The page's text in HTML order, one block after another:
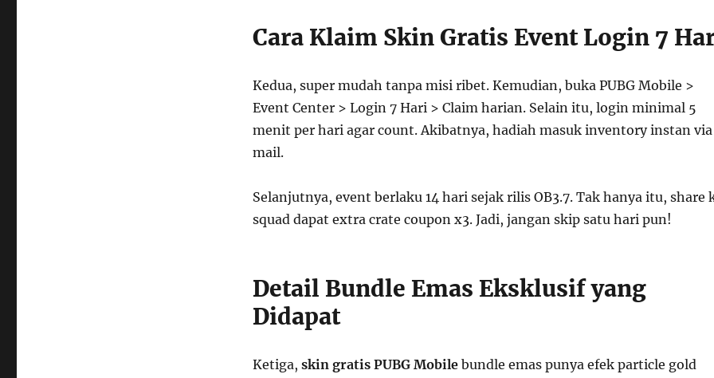
Cara Klaim Skin Gratis Event Login 7
Kedua, super mudah tanpa misi ribet. Kemudian, buka PUBG Mobile >
Event Center > Login 7 Hari > Claim harian. Selain itu, login minimal 5
menit per hari agar count. Akibatnya, hadiah masuk inventory instan via
mail.
Selanjutnya, event berlaku 14 hari sejak rilis OB3.7. Tak hanya itu, share
squad dapat extra crate coupon x3. Jadi, jangan skip satu hari pun!
Detail Bundle Emas Eksklusif yang
Didapat
Ketiga, skin gratis PUBG Mobilebundle emas punya efek particle gold